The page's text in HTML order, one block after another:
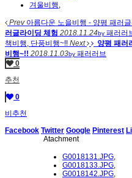
겨울비행,
Prev아름다운 노을비행 - 양평 패러
러글라이딩 체험 2018.11.24by 패러러
책비행, 단풍비행~!! Next
양평 패러
비행~!! 2018.11.03by 패러러브
0
추천
0
비추천
Facebook Twitter Google Pinterest
Atachment
G0018131.JPG,
G0018133.JPG,
G0018142.JPG,